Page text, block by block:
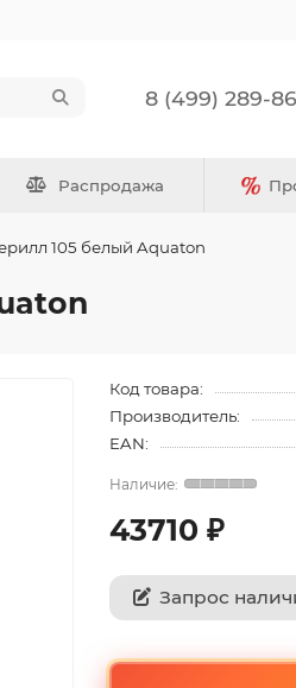
8 (499) 289-
Распродажа
105 белый Aquaton
Код товара:
Производитель:
EAN:
43710 ₽
Запрос